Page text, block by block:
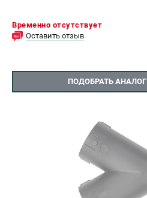
Временно отсутствует
Оставить отзыв
ПОДОБРАТЬ АНАЛОГ